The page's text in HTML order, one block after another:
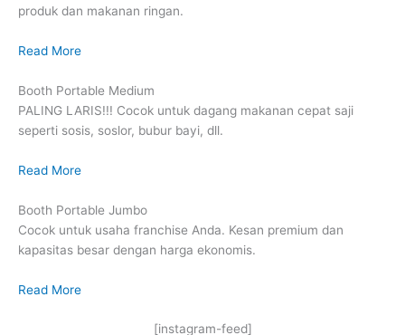
produk dan makanan ringan.
Read More
Booth Portable Medium
PALING LARIS!!! Cocok untuk dagang makanan cepat saji
seperti sosis, soslor, bubur bayi, dll.
Read More
Booth Portable Jumbo
Cocok untuk usaha franchise Anda. Kesan premium dan
kapasitas besar dengan harga ekonomis.
Read More
[instagram-feed]